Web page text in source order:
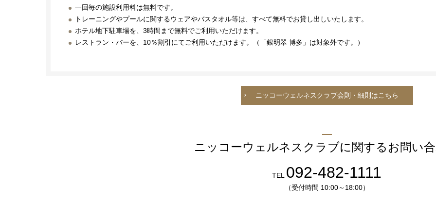
一回毎の施設利用料は無料です。
トレーニングやプールに関するウェアやバスタオル等は、すべて無料でお貸し出しいたします。
ホテル地下駐車場を、3時間まで無料でご利用いただけます。
レストラン・バーを、10％割引にてご利用いただけます。（「銀明翠 博多」は対象外です。）
ニッコーウェルネスクラブ会則・細則はこちら
ニッコーウェルネスクラブに関するお問い
TEL 092-482-1111
（受付時間 10:00～18:00）